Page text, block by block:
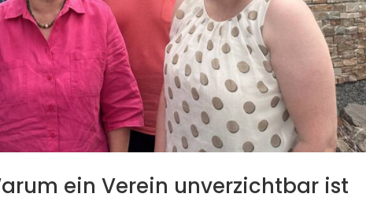
ein Verein unverzichtbar ist